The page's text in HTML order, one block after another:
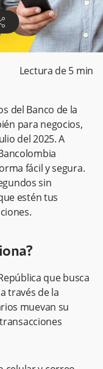
Lectura de5 min
del Banco de la
para negocios,
del 2025. A
fácil y segura.
sin
estén tus
que busca
través de la
muevan su